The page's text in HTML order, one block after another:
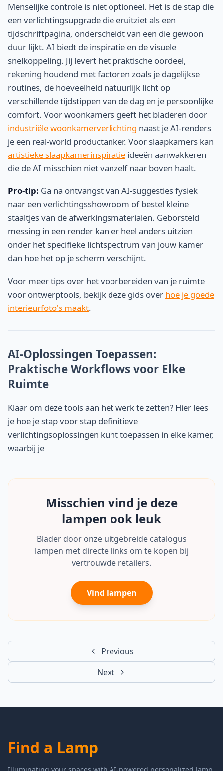
Menselijke controle is niet optioneel. Het is de stap die
een verlichtingsupgrade die eruitziet als een
tijdschriftpagina, onderscheidt van een die gewoon
duur lijkt. AI biedt de inspiratie en de visuele
snelkoppeling. Jij levert het praktische oordeel,
rekening houdend met factoren zoals je dagelijkse
routines, de hoeveelheid natuurlijk licht op
verschillende tijdstippen van de dag en je persoonlijke
comfort. Voor woonkamers geeft het bladeren door
industriële woonkamerverlichting naast je AI-renders
je een real-world productanker. Voor slaapkamers kan
artistieke slaapkamerinspiratie ideeën aanwakkeren
die de AI misschien niet vanzelf naar boven haalt.
Pro-tip: Ga na ontvangst van AI-suggesties fysiek
naar een verlichtingsshowroom of bestel kleine
staaltjes van de afwerkingsmaterialen. Geborsteld
messing in een render kan er heel anders uitzien
onder het specifieke lichtspectrum van jouw kamer
dan hoe het op je scherm verschijnt.
Voor meer tips over het voorbereiden van je ruimte
voor ontwerptools, bekijk deze gids over hoe je goede
interieurfoto's maakt.
AI-Oplossingen Toepassen:
Praktische Workflows voor Elke
Ruimte
Klaar om deze tools aan het werk te zetten? Hier lees
je hoe je stap voor stap definitieve
verlichtingsoplossingen kunt toepassen in elke kamer,
waarbij je
Misschien vind je deze
lampen ook leuk
Blader door onze uitgebreide catalogus
lampen met directe links om te kopen bij
vertrouwde retailers.
Vind lampen
Previous
Next
Find a Lamp